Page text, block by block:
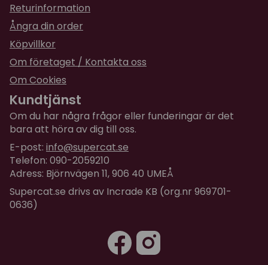
Returinformation
Ångra din order
Köpvillkor
Om företaget / Kontakta oss
Om Cookies
Kundtjänst
Om du har några frågor eller funderingar är det
bara att höra av dig till oss.
E-post: info@supercat.se
Telefon: 090-2059210
Adress: Björnvägen 11, 906 40 UMEÅ
Supercat.se drivs av Incrade KB (org.nr 969701-
0636)